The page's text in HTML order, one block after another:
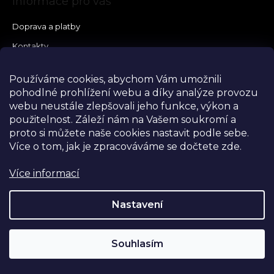
Používáme cookies, abychom Vám umožnili
pohodlné prohlížení webu a díky analýze provozu
webu neustále zlepšovali jeho funkce, výkon a
použitelnost. Záleží nám na Vašem soukromí a
proto si můžete naše cookies nastavit podle sebe.
Více o tom, jak je zpracováváme se dočtete zde.
Více informací
Nastavení
Souhlasím
Doprava a platby
Kontakty
Vrácení, výměna a reklamace
Velikostní tabulky
Obchodní podmínky
Podmínky ochrany osobních údajů